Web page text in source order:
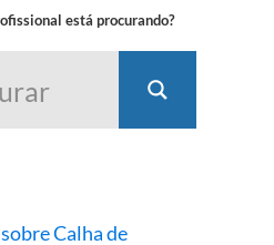
está procurando?
Calha de